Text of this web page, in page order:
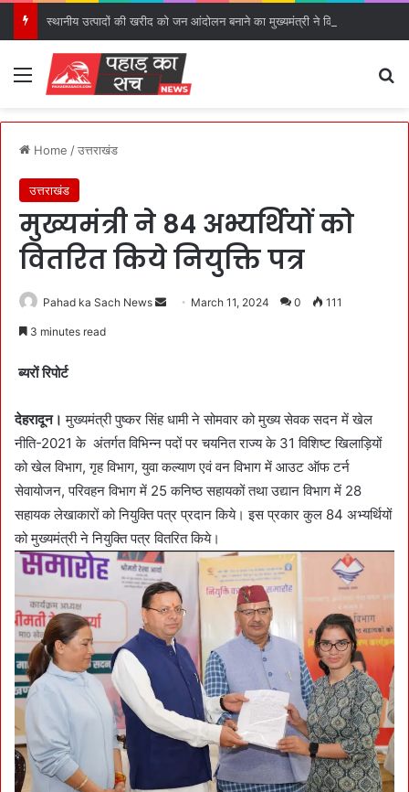
Menu
Home /उत्तराखंड
उत्तराखंड
मुख्यमंत्री ने 84 अभ्यर्थियों को
वितरित किये नियुक्ति पत्र
Pahad ka Sach News
n
l
March 11, 2024 0 111
3 minutes read
ब्यरों रिपोर्ट
देहरादून। मुख्यमंत्री पुष्कर सिंह धामी ने सोमवार को मुख्य सेवक सदन में खेल
नीति-2021 के अंतर्गत विभिन्न पदों पर चयनित राज्य के 31 विशिष्ट खिलाड़ियों
को खेल विभाग, गृह विभाग, युवा कल्याण एवं वन विभाग में आउट ऑफ टर्न
सेवायोजन, परिवहन विभाग में 25 कनिष्ठ सहायकों तथा उद्यान विभाग में 28
सहायक लेखाकारों को नियुक्ति पत्र प्रदान किये। इस प्रकार कुल 84 अभ्यर्थियों
को मुख्यमंत्री ने नियुक्ति पत्र वितरित किये।